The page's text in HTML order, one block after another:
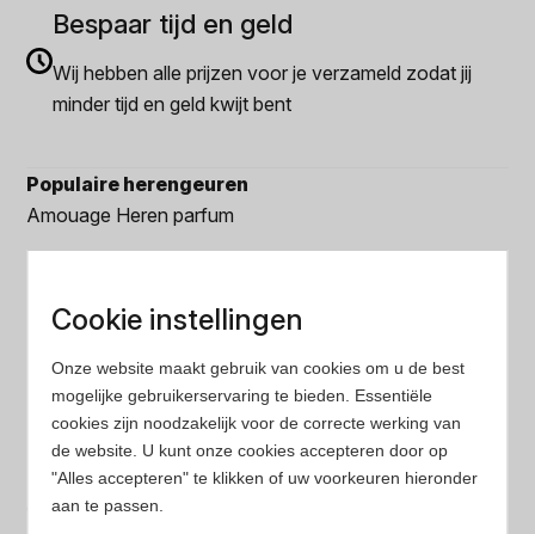
Bespaar tijd en geld
Wij hebben alle prijzen voor je verzameld zodat jij
minder tijd en geld kwijt bent
Populaire herengeuren
Amouage Heren parfum
Armani Heren parfum
Azzaro Heren parfum
BALR. Heren parfum
BVLGARI Heren parfum
Chanel Heren parfum
Cookie instellingen
Onze website maakt gebruik van cookies om u de best
mogelijke gebruikerservaring te bieden. Essentiële
cookies zijn noodzakelijk voor de correcte werking van
de website. U kunt onze cookies accepteren door op
"Alles accepteren" te klikken of uw voorkeuren hieronder
aan te passen.